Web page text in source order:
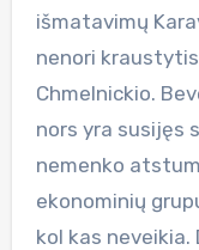
išmatavimų
nenori
Chmelnickio.
nors yra susijęs
nemenko
ekonominių
kol kas